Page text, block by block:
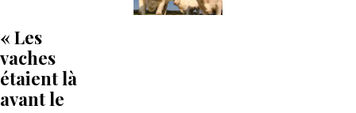
« Les
vaches
étaient là
avant le